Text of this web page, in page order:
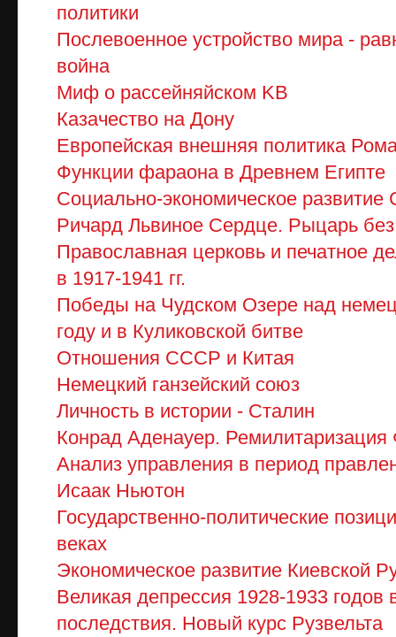
политики
Послевоенное устройство мира -
война
Миф о рассейняйском KB
Казачество на Дону
Европейская внешняя политика
Функции фараона в Древнем Египте
Социально-экономическое
Ричард Львиное Сердце. Рыцарь без
Православная церковь и печатное
в 1917-1941 гг.
Победы на Чудском Озере над
году и в Куликовской битве
Отношения СССР и Китая
Немецкий ганзейский союз
Личность в истории - Сталин
Конрад Аденауер.
Анализ управления в период
Исаак Ньютон
Государственно-политические
веках
Экономическое развитие Киевской
Великая депрессия 1928-1933
последствия. Новый курс Рузвельта